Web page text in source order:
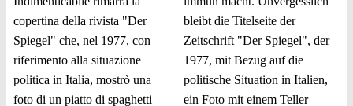
copertina della rivista "Der
Spiegel" che, nel 1977, con
riferimento alla situazione
politica in Italia, mostrò una
foto di un piatto di spaghetti
bleibt die Titelseite der
Zeitschrift "Der Spiegel", der
1977, mit Bezug auf die
politische Situation in Italien,
ein Foto mit einem Teller